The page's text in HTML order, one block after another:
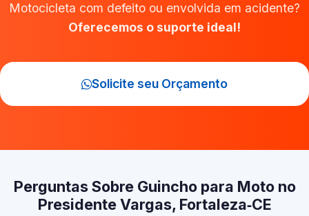
Motocicleta com defeito ou envolvida em acidente?
Oferecemos o suporte ideal!
Solicite seu Orçamento
Perguntas Sobre Guincho para Moto no
Presidente Vargas, Fortaleza‑CE